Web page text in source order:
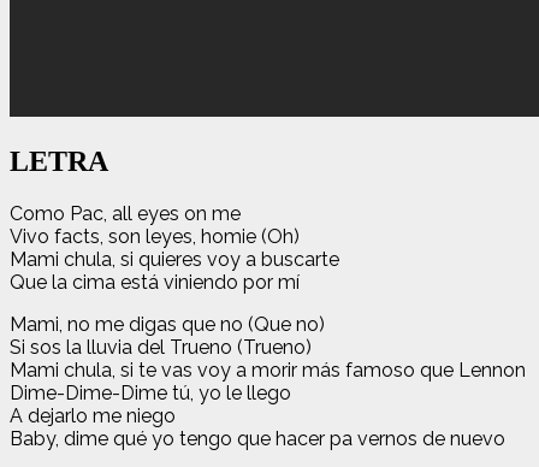
LETRA
Como Pac, all eyes on me
Vivo facts, son leyes, homie (Oh)
Mami chula, si quieres voy a buscarte
Que la cima está viniendo por mí
Mami, no me digas que no (Que no)
Si sos la lluvia del Trueno (Trueno)
Mami chula, si te vas voy a morir más famoso que Lennon
Dime-Dime-Dime tú, yo le llego
A dejarlo me niego
Baby, dime qué yo tengo que hacer pa vernos de nuevo